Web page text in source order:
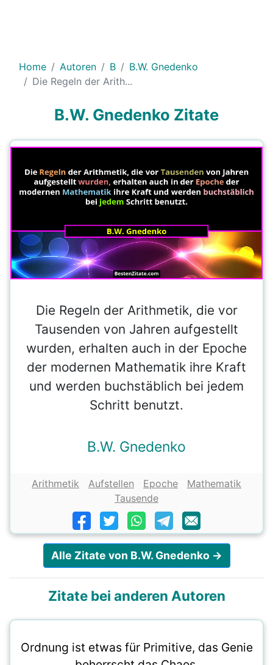
Home Autoren B
B.W. Gnedenko
Die Regeln der Arith...
B.W. Gnedenko Zitate
Die Regeln der Arithmetik, die vor
Tausenden von Jahren aufgestellt
wurden, erhalten auch in der Epoche
der modernen Mathematik ihre Kraft
und werden buchstäblich bei jedem
Schritt benutzt.
B.W. Gnedenko
Arithmetik Aufstellen Epoche
Mathematik
Tausende
Alle Zitate von B.W. Gnedenko →
Zitate bei anderen Autoren
Ordnung ist etwas für Primitive, das Genie